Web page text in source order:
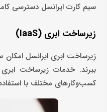
سیم کارت ایرانسل دسترسی
زیرساخت ابری (IaaS)
زیرساخت ابری ایرانسل امکان
ببرند. خدمات زیرساخت ابری
کسب‌وکارهای مختلف با